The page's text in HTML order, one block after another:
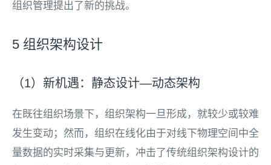
组织管理提出了新的挑战。
5 组织架构设计
（1）新机遇：静态设计—动态架构
在既往组织场景下，组织架构一旦形成，就较少或较难
发生变动；然而，组织在线化由于对线下物理空间中全
量数据的实时采集与更新，冲击了传统组织架构设计的